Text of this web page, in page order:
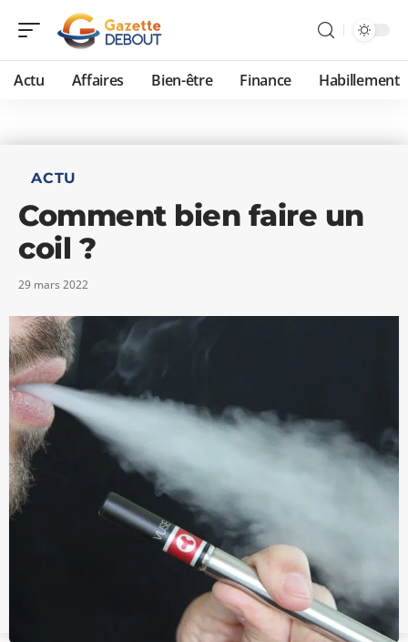
Actu Affaires Bien-être Finance Habillement
ACTU
Comment bien faire un
coil ?
29 mars 2022